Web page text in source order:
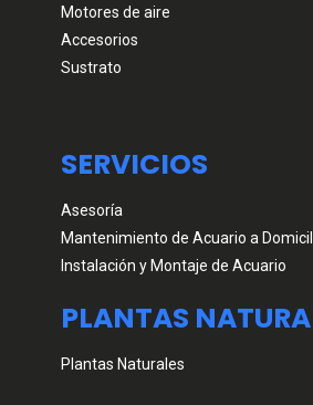
Motores de aire
Accesorios
Sustrato
SERVICIOS
Asesoría
Mantenimiento de Acuario a
Instalación y Montaje de Acuario
PLANTAS
Plantas Naturales